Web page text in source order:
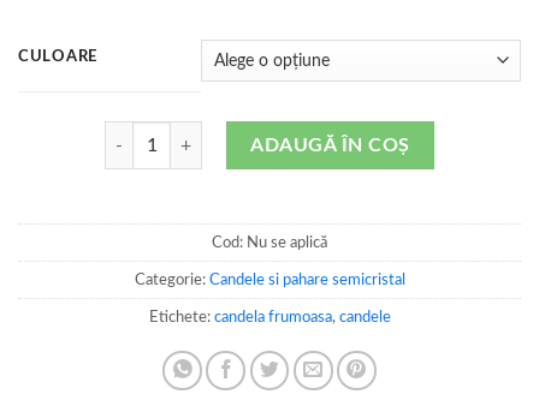
CULOARE
Cantitate Candela de masa semicristal
ADAUGĂ ÎN COȘ
Cod: Nu se aplică
Categorie: Candele si pahare semicristal
Etichete: candela frumoasa, candele